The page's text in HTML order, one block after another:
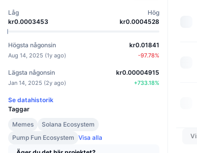
Låg
kr0.0003453
Hög
kr0.0004528
Högsta någonsin
Aug 14, 2025 (1y ago)
kr0.01841
-97.78%
Lägsta någonsin
Jan 14, 2025 (2y ago)
kr0.00004915
+733.18%
Se datahistorik
Taggar
Memes
Solana Ecosystem
Pump Fun Ecosystem Visa alla